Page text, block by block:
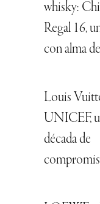
whisky:
Regal 16,
con alma
Louis
UNICEF,
década de